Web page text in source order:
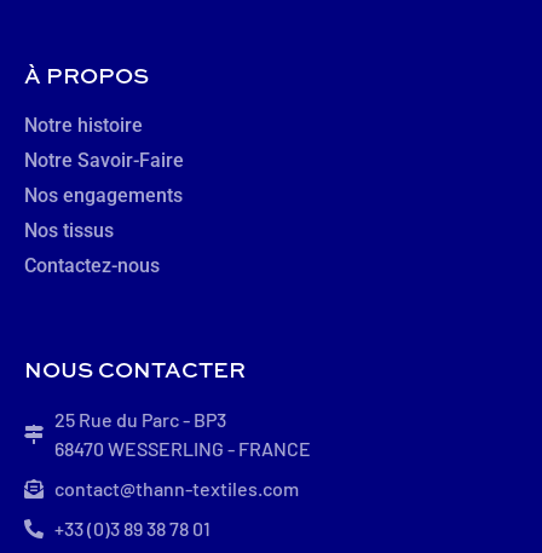
À PROPOS
Notre histoire
Notre Savoir-Faire
Nos engagements
Nos tissus
Contactez-nous
NOUS CONTACTER
25 Rue du Parc - BP3
68470 WESSERLING - FRANCE
contact@thann-textiles.com
+33 (0)3 89 38 78 01